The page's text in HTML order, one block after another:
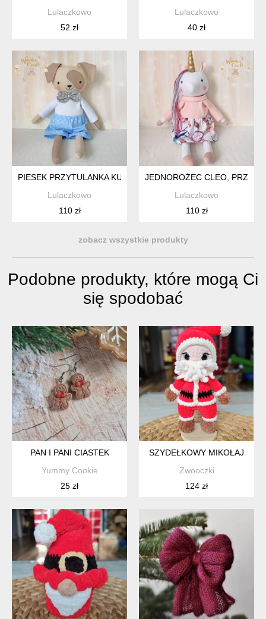
Lulaczkowo
52 zł
Lulaczkowo
40 zł
PIESEK PRZYTULANKA KUBA W BŁĘKITNYCH SZORTACH I
Lulaczkowo
110 zł
JEDNOROŻEC CLEO,
Lulaczkowo
110 zł
zobacz wszystkie produkty
Podobne produkty, które mogą Ci
się spodobać
PAN I PANI CIASTEK
Yummy Cookie
25 zł
SZYDEŁKOWY MIKOŁAJ
Zwooczki
124 zł